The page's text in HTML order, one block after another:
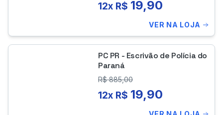
12x R$ 19,90
VER NA LOJA
PC PR - Escrivão de Polícia do
Paraná
R$885,00
12x R$ 19,90